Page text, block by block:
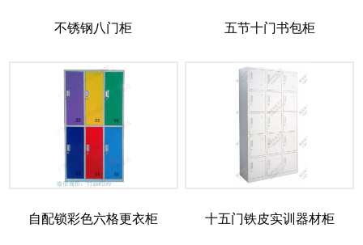
不锈钢八门柜 五节十门书包柜
自配锁彩色六格更衣柜 十五门铁皮实训器材柜